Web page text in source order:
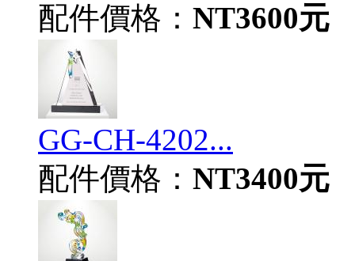
配件價格： NT3600元
GG-CH-4202...
配件價格： NT3400元